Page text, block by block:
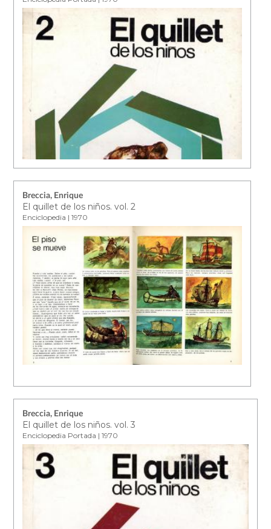
Breccia, Enrique
El quillet de los niños. vol. 2
Enciclopedia | 1970
Breccia, Enrique
El quillet de los niños. vol. 3
Enciclopedia Portada | 1970